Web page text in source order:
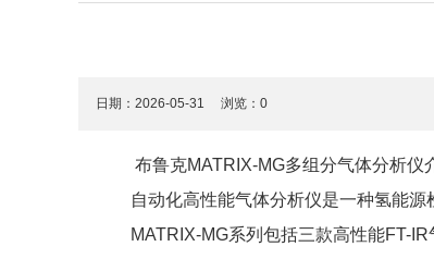
日期：2026-05-31 浏览： 0
布鲁克MATRIX-MG多组分气体分析仪
自动化高性能气体分析仪是一种氢能源
MATRIX-MG系列包括三款高性能FT-IR